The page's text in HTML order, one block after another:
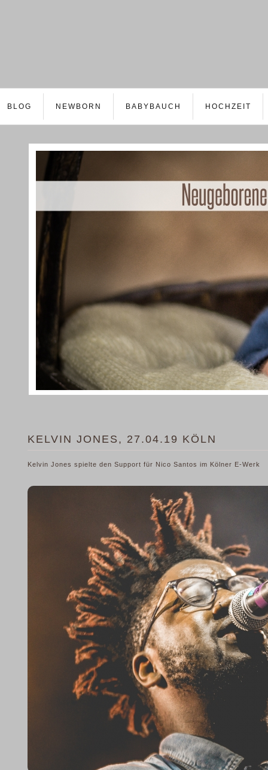
BLOG NEWBORN BABYBAUCH HOCHZEIT
KELVIN JONES, 27.04.19 KÖLN
Kelvin Jones spielte den Support für Nico Santos im Kölner E-Werk